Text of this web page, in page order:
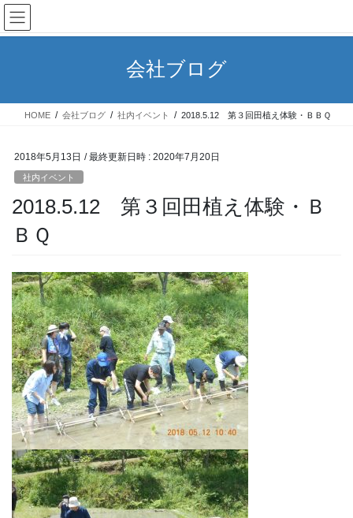
コ
ン
テ
ス
ナ
ビ
ゲ
ン
会社ブログ
HOME 会社ブログ 社内イベント 2018.5.12 第３回田植え体験・ＢＢＱ
2018年5月13日 / 最終更新日時 : 2020年7月20日
社内イベント
2018.5.12 第３回田植え体験・Ｂ
ＢＱ